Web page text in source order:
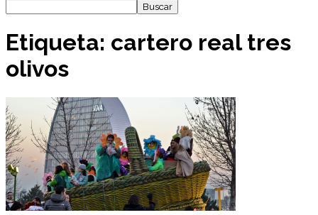
Etiqueta: cartero real tres
olivos